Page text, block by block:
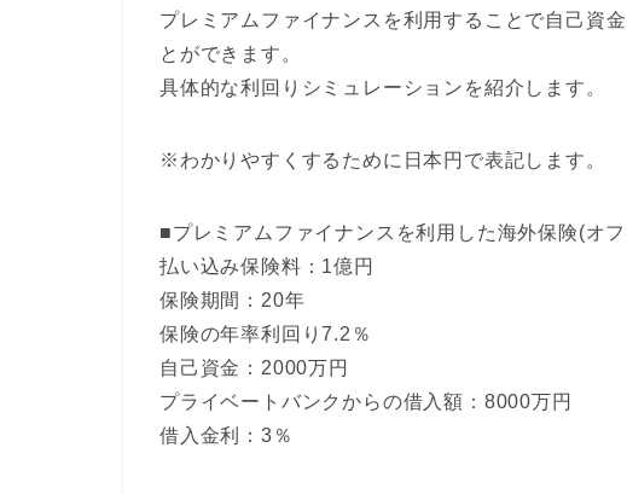
プレミアムファイナンスを利用することで自己資
とができます。
具体的な利回りシミュレーションを紹介します。
※わかりやすくするために日本円で表記します。
■プレミアムファイナンスを利用した海外保険(オ
払い込み保険料：1億円
保険期間：20年
保険の年率利回り7.2％
自己資金：2000万円
プライベートバンクからの借入額：8000万円
借入金利：3％